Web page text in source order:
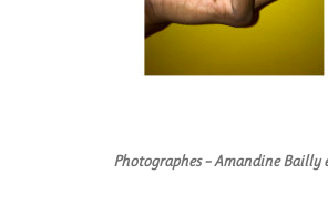
Photographes –Amandine Bailly